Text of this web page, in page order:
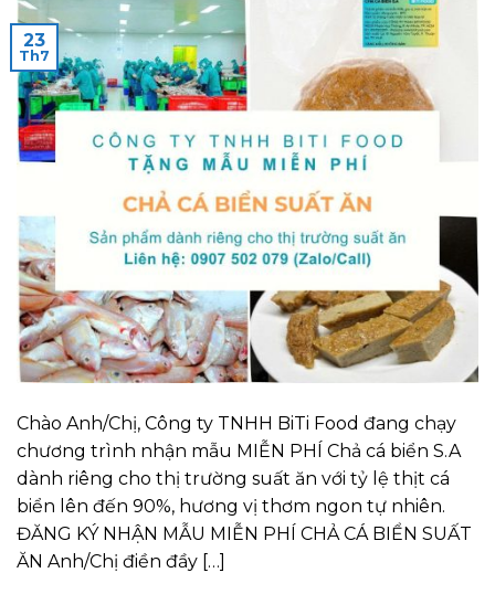
23
Th7
Chào Anh/Chị, Công ty TNHH BiTi Food đang chạy
chương trình nhận mẫu MIỄN PHÍ Chả cá biển S.A
dành riêng cho thị trường suất ăn với tỷ lệ thịt cá
biển lên đến 90%, hương vị thơm ngon tự nhiên.
ĐĂNG KÝ NHẬN MẪU MIỄN PHÍ CHẢ CÁ BIỂN SUẤT
ĂN Anh/Chị điền đầy […]